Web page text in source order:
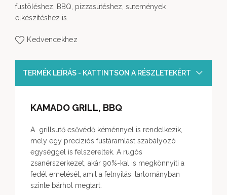
füstöléshez, BBQ, pizzasütéshez, sütemények
elkészítéshez is.
Kedvencekhez
TERMÉK LEÍRÁS - KATTINTSON A RÉSZLETEKÉRT
KAMADO GRILL, BBQ
A grillsütő esővédő kéménnyel is rendelkezik,
mely egy precíziós füstáramlást szabályozó
egységgel is felszereltek. A rugós
zsanérszerkezet, akár 90%-kal is megkönnyíti a
fedél emelését, amit a felnyitási tartományban
szinte bárhol megtart.